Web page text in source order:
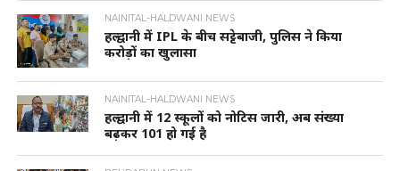
NAINITAL-HALDWANI NEWS
हल्द्वानी में IPL के बीच सट्टेबाजी, पुलिस ने किया
करोड़ों का खुलासा
NAINITAL-HALDWANI NEWS
हल्द्वानी में 12 स्कूलों को नोटिस जारी, अब संख्या
बढ़कर 101 हो गई है